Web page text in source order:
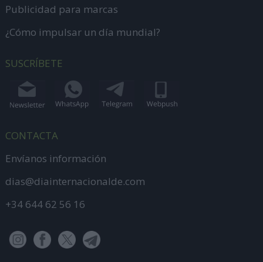
Publicidad para marcas
¿Cómo impulsar un día mundial?
SUSCRÍBETE
CONTACTA
Envíanos información
dias@diainternacionalde.com
+34 644 62 56 16